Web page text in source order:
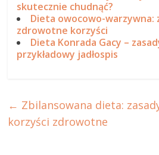
skutecznie chudnąć?
Dieta owocowo-warzywna:
zdrowotne korzyści
Dieta Konrada Gacy –
przykładowy jadłospis
← Zbilansowana dieta:
korzyści zdrowotne